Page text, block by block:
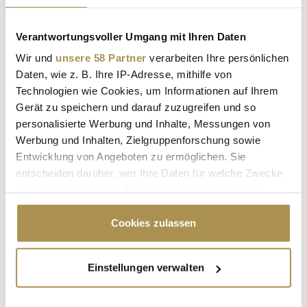
Verantwortungsvoller Umgang mit Ihren Daten
Wir und unsere 58 Partner verarbeiten Ihre persönlichen
Daten, wie z. B. Ihre IP-Adresse, mithilfe von
Technologien wie Cookies, um Informationen auf Ihrem
Gerät zu speichern und darauf zuzugreifen und so
personalisierte Werbung und Inhalte, Messungen von
Werbung und Inhalten, Zielgruppenforschung sowie
Entwicklung von Angeboten zu ermöglichen. Sie
entscheiden darüber, wer Ihre Daten für welche Zwecke
Cookie-Erklärung oder durch Klicken auf das Privacy
Trigger Symbol ändern oder widerrufen
Informationen über Ihre geografische Lage
erfassen, welche bis auf einige Meter genau sein
Cookies zulassen
Einstellungen verwalten
LAUTSCHALTEN
"Die Leute wollen einen Skandal im
Sommerloch"